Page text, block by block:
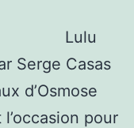
Lulu
Serge Casas
d’Osmose
pour